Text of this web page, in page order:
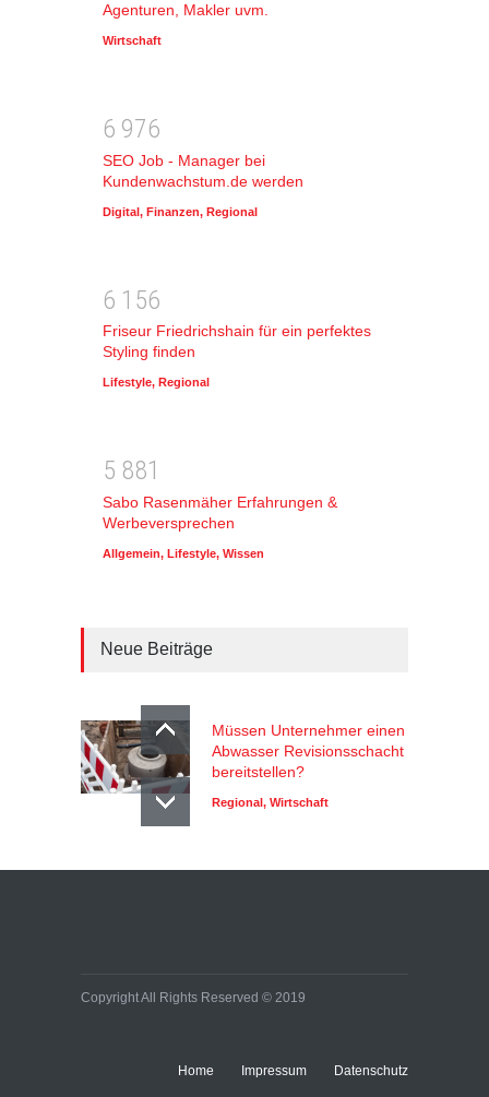
Agenturen, Makler uvm.
Wirtschaft
6 976
SEO Job - Manager bei
Kundenwachstum.de werden
Digital, Finanzen, Regional
6 1 56
Friseur Friedrichshain für ein perfektes
Styling finden
Lifestyle, Regional
5 881
Sabo Rasenmäher Erfahrungen &
Werbeversprechen
Allgemein, Lifestyle, Wissen
Neue Beiträge
Müssen Unternehmer einen
Abwasser Revisionsschacht
bereitstellen?
Regional, Wirtschaft
Copyright All Rights Reserved © 2019
Home Impressum Datenschutz